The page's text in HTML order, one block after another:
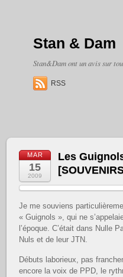
Stan & Dam
Stan&Dam ont un avis sur
RSS
MAR
15
2009
Les
Je me souviens
« Guignols », qui ne
l’époque. C’était dans Nulle
Nuls et de leur JTN.
Débuts laborieux, pas
encore la voix de PPD, le